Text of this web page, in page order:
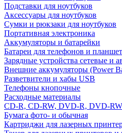
Подставки для ноутбуков
Аксессуары для ноутбуков
Сумки и рюкзаки для ноутбуков
Портативная электроника
Аккумуляторы и батарейки
Батареи для телефонов и
Зарядные устройства сетевые и
Внешние аккумуляторы (Power
Разветвители и хабы USB
Телефоны кнопочные
Расходные материалы
CD-R, CD-RW, DVD-R, DVD-
Бумага фото- и обычная
Картриджи для лазерных